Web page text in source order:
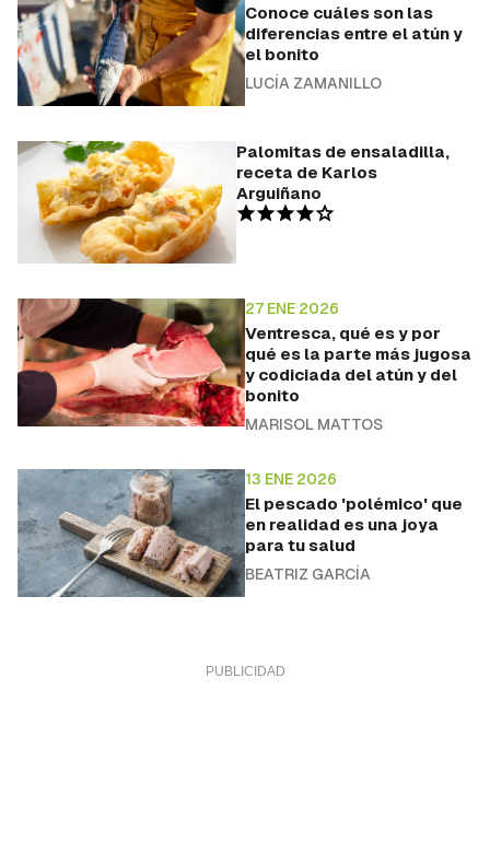
Conoce cuáles son las
diferencias entre el atún y
el bonito
LUCÍA ZAMANILLO
Palomitas de ensaladilla,
receta de Karlos
Arguiñano
27 ENE 2026
Ventresca, qué es y por
qué es la parte más jugosa
y codiciada del atún y del
bonito
MARISOL MATTOS
13 ENE 2026
El pescado 'polémico' que
en realidad es una joya
para tu salud
BEATRIZ GARCÍA